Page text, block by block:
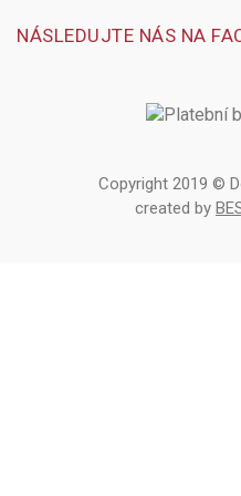
NÁSLEDUJTE NÁS NA
Copyright 2019 ©
created by